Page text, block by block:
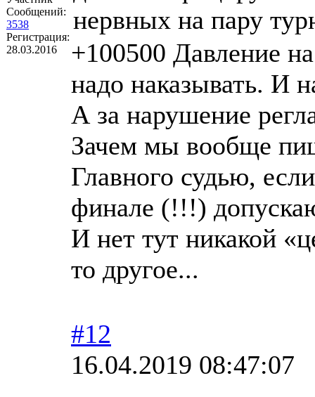
Сообщений:
3538
Регистрация:
28.03.2016
нервных на пару
+100500 Давление
надо наказывать. И
А за нарушение
Зачем мы вообще
Главного судью,
финале (!!!)
И нет тут никакой
то другое...
#12
16.04.2019 08:47:07